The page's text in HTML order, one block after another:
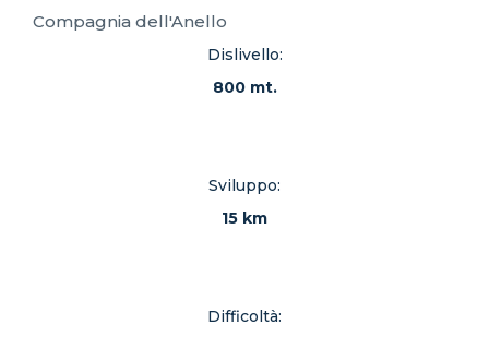
Compagnia dell'Anello
Dislivello:
800 mt.
Sviluppo:
15 km
Difficoltà: